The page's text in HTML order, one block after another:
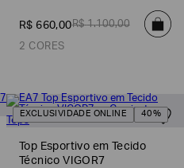
R$ 660,00R$ 1.100,00
2 CORES
EXCLUSIVIDADE ONLINE 40%
Top Esportivo em Tecido
Técnico VIGOR7